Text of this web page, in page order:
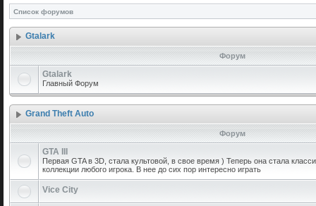
Список форумов
Gtalark
Форум
Gtalark
Главный Форум
Grand Theft Auto
Форум
GTA III
Первая GTA в 3D, стала культовой, в свое время ) Теперь она стала
коллекции любого игрока. В нее до сих пор интересно играть
Vice City